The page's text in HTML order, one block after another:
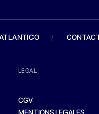
/
LEGAL
CGV
MENTIONS LEGALES